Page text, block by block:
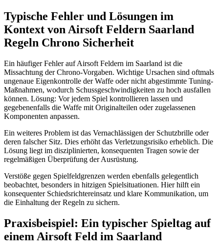
Typische Fehler und Lösungen im
Kontext von Airsoft Feldern Saarland
Regeln Chrono Sicherheit
Ein häufiger Fehler auf Airsoft Feldern im Saarland ist die
Missachtung der Chrono-Vorgaben. Wichtige Ursachen sind oftmals
ungenaue Eigenkontrolle der Waffe oder nicht abgestimmte Tuning-
Maßnahmen, wodurch Schussgeschwindigkeiten zu hoch ausfallen
können. Lösung: Vor jedem Spiel kontrollieren lassen und
gegebenenfalls die Waffe mit Originalteilen oder zugelassenen
Komponenten anpassen.
Ein weiteres Problem ist das Vernachlässigen der Schutzbrille oder
deren falscher Sitz. Dies erhöht das Verletzungsrisiko erheblich. Die
Lösung liegt im disziplinierten, konsequenten Tragen sowie der
regelmäßigen Überprüfung der Ausrüstung.
Verstöße gegen Spielfeldgrenzen werden ebenfalls gelegentlich
beobachtet, besonders in hitzigen Spielsituationen. Hier hilft ein
konsequenter Schiedsrichtereinsatz und klare Kommunikation, um
die Einhaltung der Regeln zu sichern.
Praxisbeispiel: Ein typischer Spieltag auf
einem Airsoft Feld im Saarland